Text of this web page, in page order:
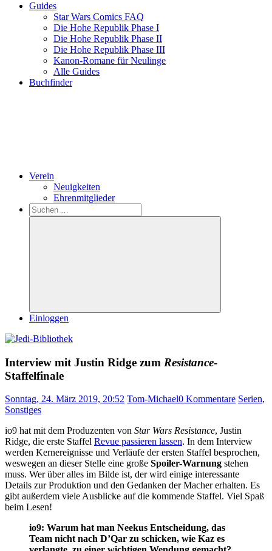
Guides
Star Wars Comics FAQ
Die Hohe Republik Phase I
Die Hohe Republik Phase II
Die Hohe Republik Phase III
Kanon-Romane für Neulinge
Alle Guides
Buchfinder
Verein
Neuigkeiten
Ehrenmitglieder
Search
Suchen
nach:
Suchen
Einloggen
Interview mit Justin Ridge zum Resistance-
Staffelfinale
Sonntag, 24. März 2019, 20:52 Tom-Michael0 Kommentare Serien,
Sonstiges
io9 hat mit dem Produzenten von Star Wars Resistance, Justin
Ridge, die erste Staffel Revue passieren lassen. In dem Interview
werden Kernereignisse und Verläufe der ersten Staffel besprochen,
weswegen an dieser Stelle eine große Spoiler-Warnung stehen
muss. Wer über alles im Bilde ist, der wird einige interessante
Details zur Produktion und den Gedanken der Macher erhalten. Es
gibt außerdem viele Ausblicke auf die kommende Staffel. Viel Spaß
beim Lesen!
io9: Warum hat man Neekus Entscheidung, das
Team nicht nach D’Qar zu schicken, wie Kaz es